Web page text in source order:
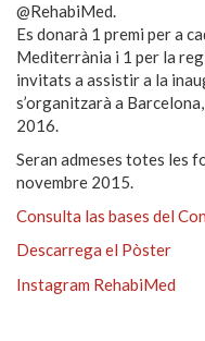
@RehabiMed.
Es donarà 1 premi per a
Mediterrània i 1 per la
invitats a assistir a la
s’organitzarà a Barcelona,
2016.
Seran admeses totes les
novembre 2015.
Consulta las bases del
Descarrega el Pòster
Instagram RehabiMed